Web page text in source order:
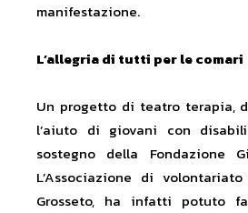
manifestazione.
L’allegria di tutti per le comari
Un progetto di teatro terapia,
l’aiuto di giovani con
sostegno della Fondazione
L’Associazione di
Grosseto, ha infatti potuto